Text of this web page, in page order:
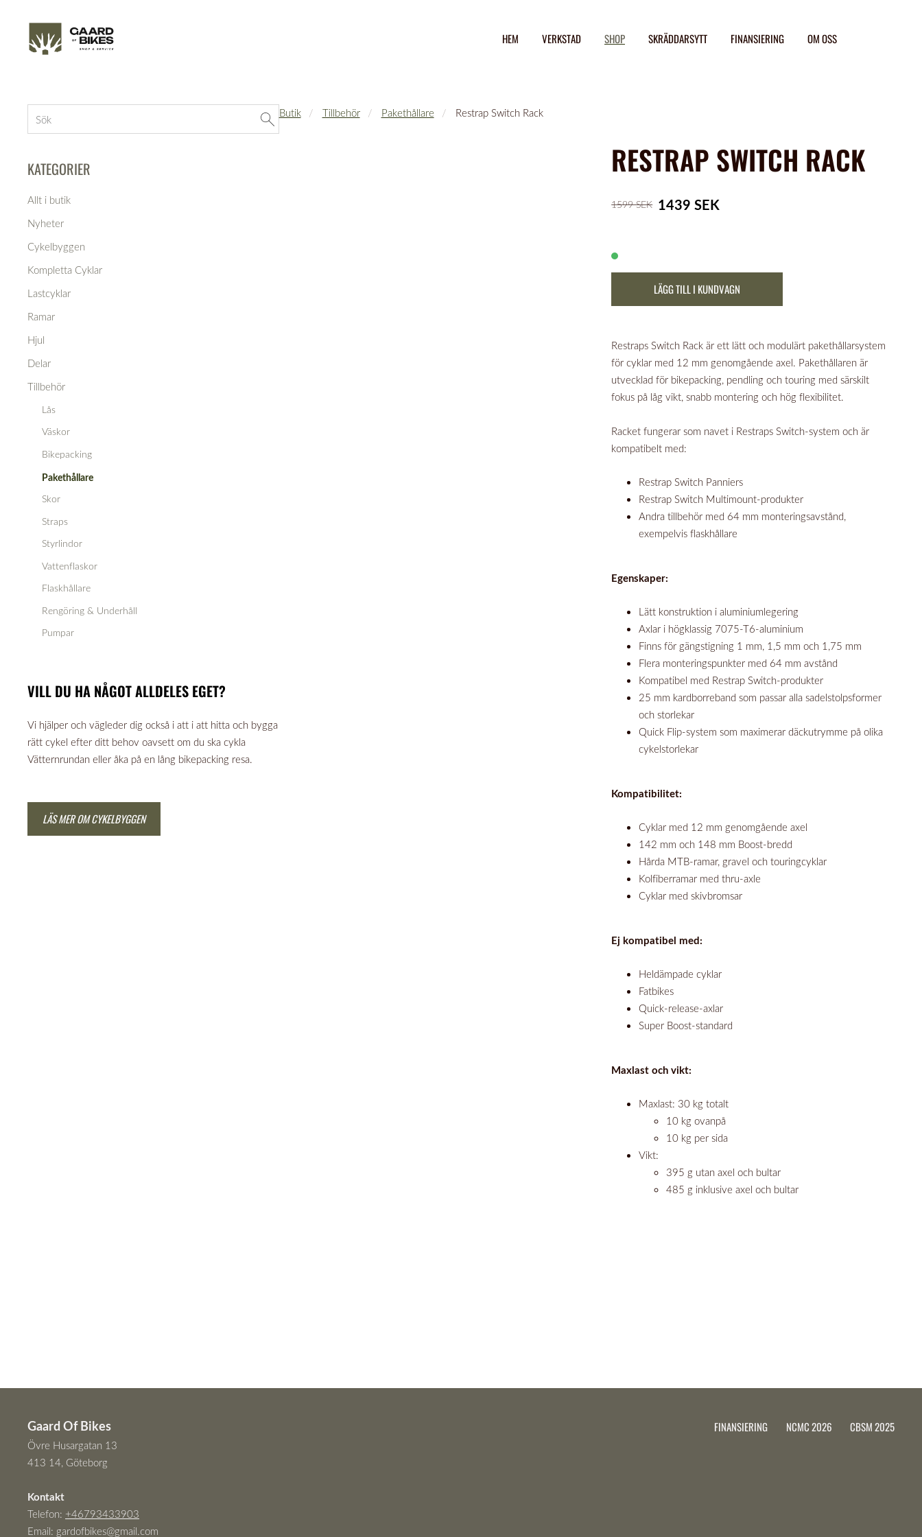
HEM VERKSTAD SHOP SKRÄDDARSYTT FINANSIERING OM OSS
KATEGORIER
Allt i butik
Nyheter
Cykelbyggen
Kompletta Cyklar
Lastcyklar
Ramar
Hjul
Delar
Tillbehör
Lås
Väskor
Bikepacking
Pakethållare
Skor
Straps
Styrlindor
Vattenflaskor
Flaskhållare
Rengöring & Underhåll
Pumpar
VILL DU HA NÅGOT ALLDELES EGET?
Vi hjälper och vägleder dig också i att i att hitta och bygga
rätt cykel efter ditt behov oavsett om du ska cykla
Vätternrundan eller åka på en lång bikepacking resa.
LÄS MER OM CYKELBYGGEN
Butik Tillbehör Pakethållare Restrap Switch Rack
RESTRAP SWITCH RACK
1599 SEK 1439 SEK
LÄGG TILL I KUNDVAGN
Restraps Switch Rack är ett lätt och modulärt pakethållarsystem
för cyklar med 12 mm genomgående axel. Pakethållaren är
utvecklad för bikepacking, pendling och touring med särskilt
fokus på låg vikt, snabb montering och hög flexibilitet.
Racket fungerar som navet i Restraps Switch-system och är
kompatibelt med:
Restrap Switch Panniers
Restrap Switch Multimount-produkter
Andra tillbehör med 64 mm monteringsavstånd,
exempelvis flaskhållare
Egenskaper:
Lätt konstruktion i aluminiumlegering
Axlar i högklassig 7075-T6-aluminium
Finns för gängstigning 1 mm, 1,5 mm och 1,75 mm
Flera monteringspunkter med 64 mm avstånd
Kompatibel med Restrap Switch-produkter
25 mm kardborreband som passar alla sadelstolpsformer
och storlekar
Quick Flip-system som maximerar däckutrymme på olika
cykelstorlekar
Kompatibilitet:
Cyklar med 12 mm genomgående axel
142 mm och 148 mm Boost-bredd
Hårda MTB-ramar, gravel och touringcyklar
Kolfiberramar med thru-axle
Cyklar med skivbromsar
Ej kompatibel med:
Heldämpade cyklar
Fatbikes
Quick-release-axlar
Super Boost-standard
Maxlast och vikt:
Maxlast: 30 kg totalt
10 kg ovanpå
10 kg per sida
Vikt:
395 g utan axel och bultar
485 g inklusive axel och bultar
FINANSIERING NCMC 2026 CBSM 2025
Gaard Of Bikes
Övre Husargatan 13
413 14, Göteborg
Kontakt
Telefon: +46793433903
Email: gardofbikes@gmail.com